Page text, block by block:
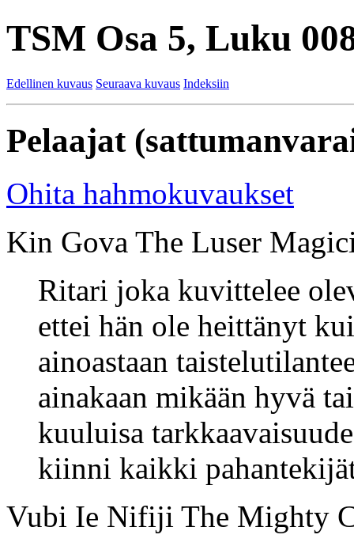
TSM Osa 5, Luku
Edellinen kuvaus Seuraava kuvaus Indeksiin
Pelaajat
Ohita hahmokuvaukset
Kin Gova The Luser
Ritari joka kuvittelee
ettei hän ole heittänyt
ainoastaan
ainakaan mikään hyvä
kuuluisa
kiinni kaikki
Vubi Ie Nifiji The Mighty